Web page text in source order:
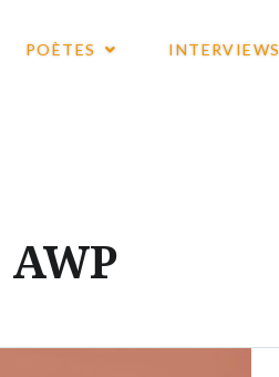
POÈTES INTERVIEWS
AWP